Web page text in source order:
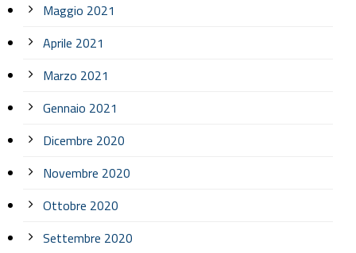
Maggio 2021
Aprile 2021
Marzo 2021
Gennaio 2021
Dicembre 2020
Novembre 2020
Ottobre 2020
Settembre 2020